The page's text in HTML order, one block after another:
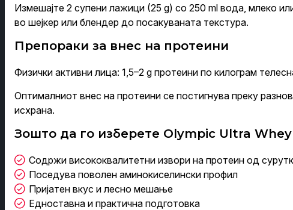
Измешајте 2 супени лажици (25 g) со 250 ml вода, млеко
во шејкер или блендер до посакуваната текстура.
Препораки за внес на протеини
Физички активни лица: 1,5–2 g протеини по килограм
Оптималниот внес на протеини се постигнува преку
исхрана.
Зошто да го изберете Olympic Ultra
Содржи висококвалитетни извори на протеин од
Поседува поволен аминокиселински профил
Пријатен вкус и лесно мешање
Едноставна и практична подготовка